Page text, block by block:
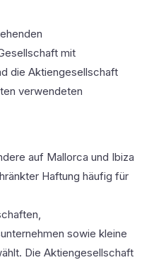
mit
die Aktiengesellschaft
verwendeten
auf Mallorca und Ibiza
Haftung häufig für
sowie kleine
Die Aktiengesellschaft